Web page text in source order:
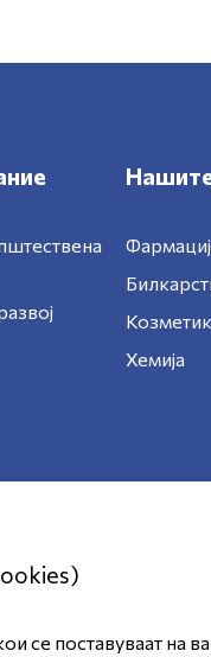
Хемија
се поставуваат на